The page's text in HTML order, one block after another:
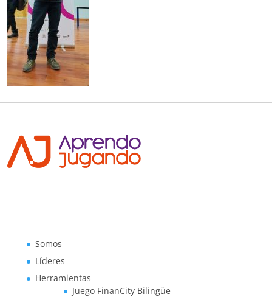
Somos
Líderes
Herramientas
Juego FinanCity Bilingüe